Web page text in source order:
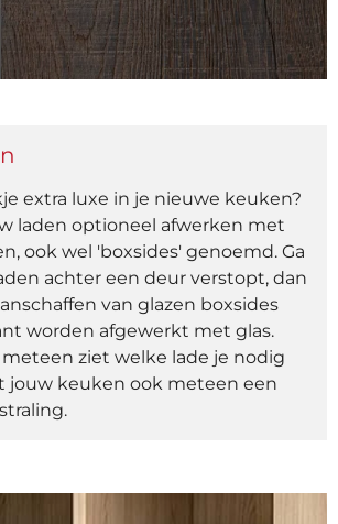
extra luxe in je nieuwe keuken?
laden optioneel afwerken met
ook wel 'boxsides' genoemd. Ga
achter een deur verstopt, dan
van glazen boxsides
worden afgewerkt met glas.
ziet welke lade je nodig
jouw keuken ook meteen een